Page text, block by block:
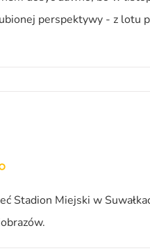
perspektywy - z lotu
Stadion Miejski w